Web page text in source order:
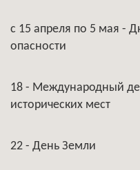
с 15 апреля по 5 мая -
опасности
18 - Международный
исторических мест
22 - День Земли